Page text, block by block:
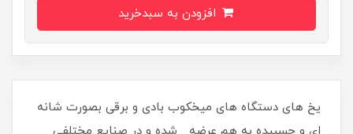
یخ های دستگاه های میخکوب بادی و برقی بصورت شانه